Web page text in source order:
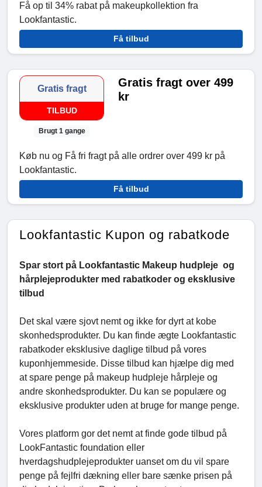
Få op til 34% rabat på makeupkollektion fra
Lookfantastic.
Få tilbud
Gratis fragt
TILBUD
Brugt 1 gange
Gratis fragt over 499
kr
Køb nu og Få fri fragt på alle ordrer over 499 kr på
Lookfantastic.
Få tilbud
Lookfantastic Kupon og rabatkode
Spar stort på Lookfantastic Makeup hudpleje og
hårplejeprodukter med rabatkoder og eksklusive
tilbud
Det skal være sjovt nemt og ikke for dyrt at kobe
skonhedsprodukter. Du kan finde ægte Lookfantastic
rabatkoder eksklusive daglige tilbud på vores
kuponhjemmeside. Disse tilbud kan hjælpe dig med
at spare penge på makeup hudpleje hårpleje og
andre skonhedsprodukter. Du kan se populære og
eksklusive produkter uden at bruge for mange penge.
Vores platform gor det nemt at finde gode tilbud på
LookFantastic foundation eller
hverdagshudplejeprodukter uanset om du vil spare
penge på fejlfri dækning eller bare sænke prisen på